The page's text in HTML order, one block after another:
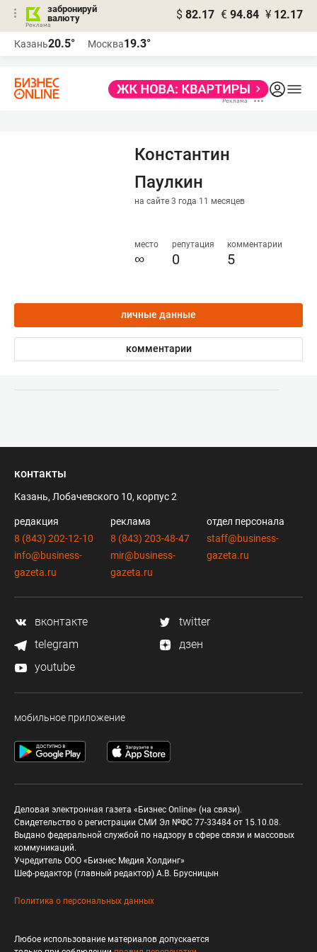
забронируй
валюту
$ 82.17 € 94.84 ¥ 12.17
Казань20.5° Москва19.3°
Константин
Паулкин
на сайте 3 года 11 месяцев
место
∞
репутация
0
комментарии
5
личные данные
комментарии
контакты
Казань, Лобачевского 10, корпус 2
редакция
8 (843) 202-12-10
info@business-
gazeta.ru
реклама
8 (843) 203-48-47
mir@business-
gazeta.ru
отдел персонала
staff@business-
gazeta.ru
вконтакте
twitter
telegram
дзен
youtube
мобильное приложение
Деловая электронная газета «Бизнес Online» (на связи).
Свидетельство о регистрации СМИ Эл №ФС 77-33484 от 15.10.08.
Выдано федеральной службой по надзору в сфере связи и массовых
коммуникаций.
Учредитель ООО «Бизнес Медия Холдинг»
Шеф-редактор (главный редактор) А.В. Брусницын
Политика о персональных данных
Любое использование материалов допускается